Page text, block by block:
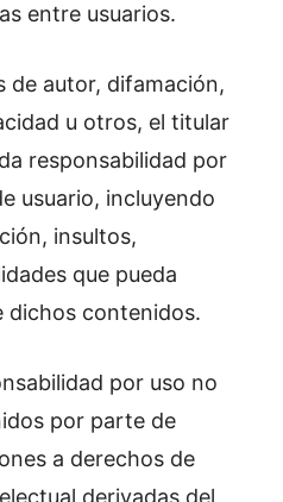
entre usuarios.
de autor, difamación,
u otros, el titular
responsabilidad por
usuario, incluyendo
insultos,
que pueda
dichos contenidos.
por uso no
por parte de
a derechos de